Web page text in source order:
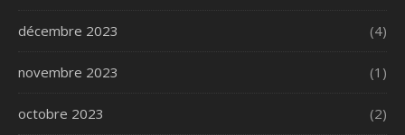
décembre 2023 (4)
novembre 2023 (1)
octobre 2023 (2)